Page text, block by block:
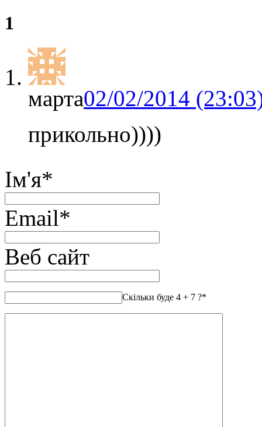
1
марта02/02/2014
прикольно))))
Ім'я*
Email*
Веб сайт
Скільки буде 4 + 7 ?*